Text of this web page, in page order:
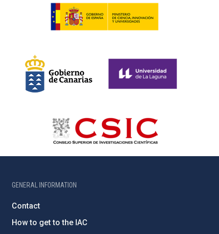
GENERAL INFORMATION
Contact
How to get to the IAC